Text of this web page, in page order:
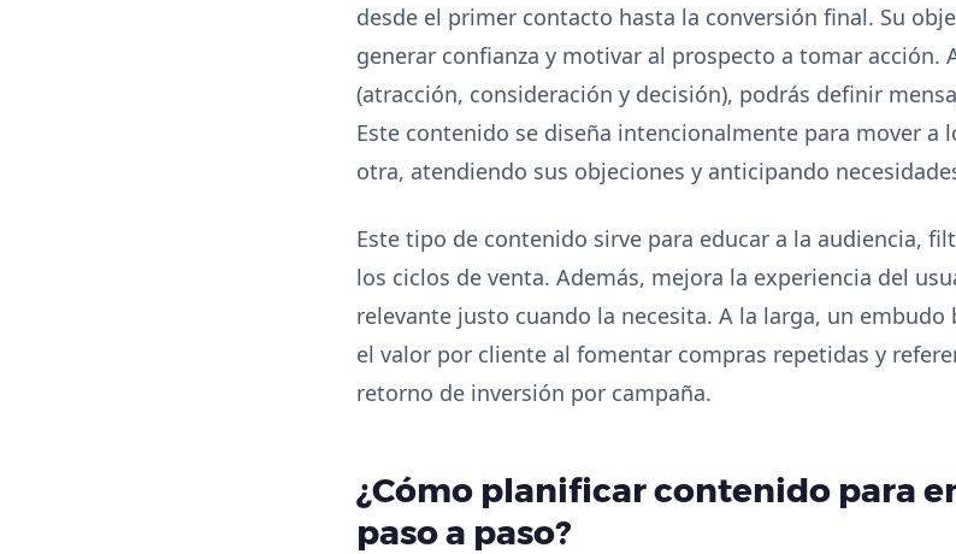
desde el primer contacto hasta la conversión final. Su
generar confianza y motivar al prospecto a tomar acción.
(atracción, consideración y decisión), podrás definir
Este contenido se diseña intencionalmente para mover a
otra, atendiendo sus objeciones y anticipando
Este tipo de contenido sirve para educar a la audiencia,
los ciclos de venta. Además, mejora la experiencia del
relevante justo cuando la necesita. A la larga, un
el valor por cliente al fomentar compras repetidas y
retorno de inversión por campaña.
¿Cómo planificar contenido para
paso a paso?